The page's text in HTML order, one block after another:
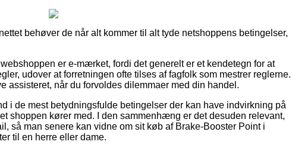
behøver de når alt kommer til alt tyde netshoppens betingelser,
er e-mærket, fordi det generelt er et kendetegn for at
udover at forretningen ofte tilses af fagfolk som mestrer reglerne.
assisteret, når du forvoldes dilemmaer med din handel.
i de mest betydningsfulde betingelser der kan have indvirkning på
shoppen kører med. I den sammenhæng er det desuden relevant,
så man senere kan vidne om sit køb af Brake-Booster Point i
til en herre eller dame.